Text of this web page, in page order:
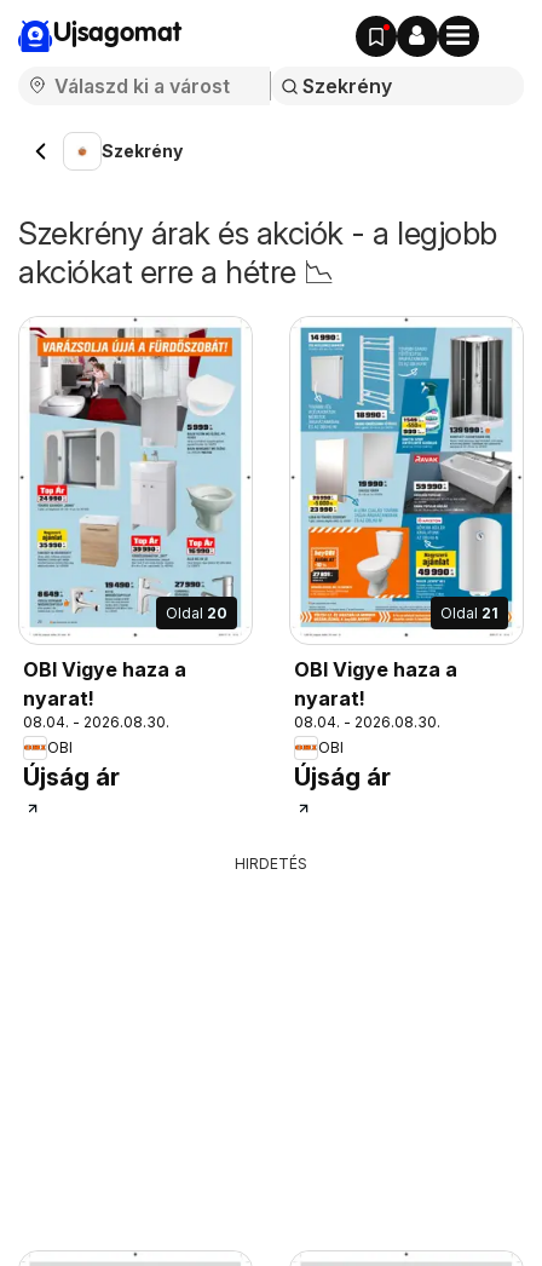
Ujsagomat
Szekrény
Szekrény árak és akciók - a legjobb
akciókat erre a hétre 📉
Oldal 20
OBI Vigye haza a
nyarat!
08.04. - 2026.08.30.
OBI
Újság ár
Oldal 21
OBI Vigye haza a
nyarat!
08.04. - 2026.08.30.
OBI
Újság ár
HIRDETÉS